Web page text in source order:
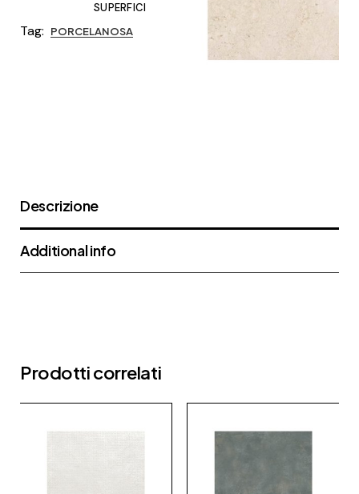
SUPERFICI
Tag: PORCELANOSA
Descrizione
Additional info
Prodotti correlati